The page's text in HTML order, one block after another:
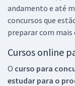
andamento e até
concursos que
preparar com mais
Cursos online
O curso para
estudar para o